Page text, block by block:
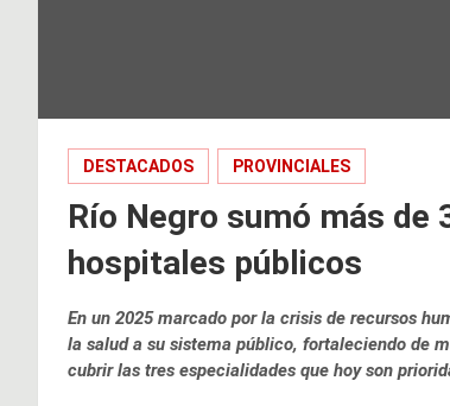
DESTACADOS PROVINCIALES
Río Negro sumó más
hospitales públicos
En un 2025 marcado por la crisis de recursos
la salud a su sistema público, fortaleciendo de
cubrir las tres especialidades que hoy son